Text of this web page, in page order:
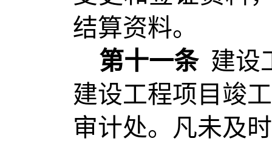
结算资料。
第十一条 建设
建设工程项目竣
审计处。凡未及